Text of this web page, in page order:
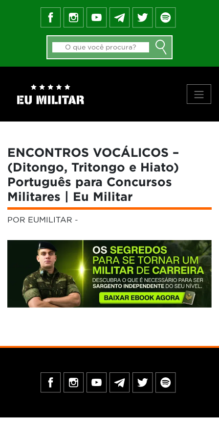
FEED DO BLOG
GALERIA DE APROVADOS
NOTÍCIAS
MATERIAIS
PRINCIPAIS VÍDEOS
SOBRE NÓS
ENCONTROS VOCÁLICOS –
(Ditongo, Tritongo e Hiato)
Português para Concursos
Militares | Eu Militar
POR EUMILITAR -